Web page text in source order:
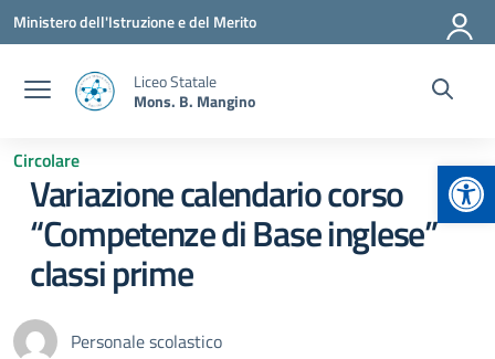
Vai ai contenuti
Vai al menu di navigazione
Vai al footer
Ministero dell'Istruzione e del Merito
Liceo Statale
Mons. B. Mangino
Circolare
Variazione calendario corso
“Competenze di Base inglese”
classi prime
Personale scolastico